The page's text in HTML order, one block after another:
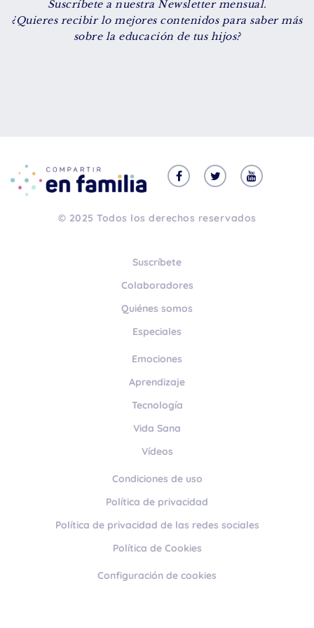
Suscríbete a nuestra Newsletter mensual.
¿Quieres recibir lo mejores contenidos para saber más
sobre la educación de tus hijos?
© 2025 Todos los derechos reservados
Suscríbete
Colaboradores
Quiénes somos
Especiales
Emociones
Aprendizaje
Tecnología
Vida Sana
Vídeos
Condiciones de uso
Política de privacidad
Política de privacidad de las redes sociales
Política de Cookies
Configuración de cookies
De 8 a 12 años
+ de 13 años
Familytips
En primera persona